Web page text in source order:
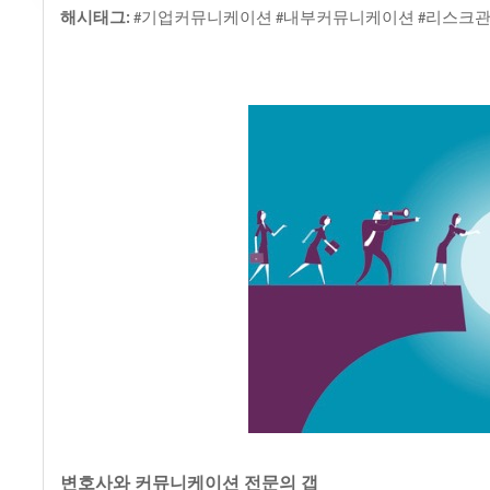
해시태그: #기업커뮤니케이션 #내부커뮤니케이션 #리스크
변호사와 커뮤니케이션 전문의 갭